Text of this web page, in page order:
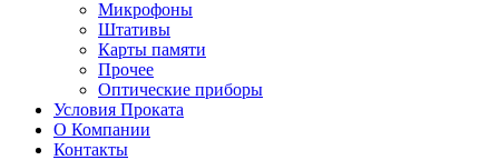
Микрофоны
Штативы
Карты памяти
Прочее
Оптические приборы
Условия Проката
О Компании
Контакты